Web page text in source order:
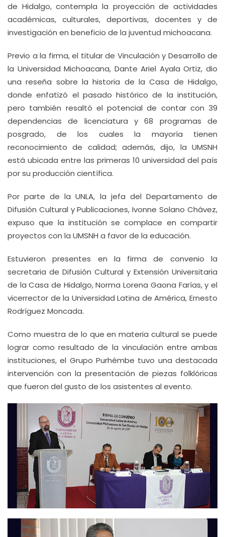
de Hidalgo, contempla la proyección de actividades
académicas, culturales, deportivas, docentes y de
investigación en beneficio de la juventud michoacana.
Previo a la firma, el titular de Vinculación y Desarrollo de
la Universidad Michoacana, Dante Ariel Ayala Ortiz, dio
una reseña sobre la historia de la Casa de Hidalgo,
donde enfatizó el pasado histórico de la institución,
pero también resaltó el potencial de contar con 39
dependencias de licenciatura y 68 programas de
posgrado, de los cuales la mayoría tienen
reconocimiento de calidad; además, dijo, la UMSNH
está ubicada entre las primeras 10 universidad del país
por su producción científica.
Por parte de la UNLA, la jefa del Departamento de
Difusión Cultural y Publicaciones, Ivonne Solano Chávez,
expuso que la institución se complace en compartir
proyectos con la UMSNH a favor de la educación.
Estuvieron presentes en la firma de convenio la
secretaria de Difusión Cultural y Extensión Universitaria
de la Casa de Hidalgo, Norma Lorena Gaona Farías, y el
vicerrector de la Universidad Latina de América, Ernesto
Rodríguez Moncada.
Como muestra de lo que en materia cultural se puede
lograr como resultado de la vinculación entre ambas
instituciones, el Grupo Purhémbe tuvo una destacada
intervención con la presentación de piezas folklóricas
que fueron del gusto de los asistentes al evento.